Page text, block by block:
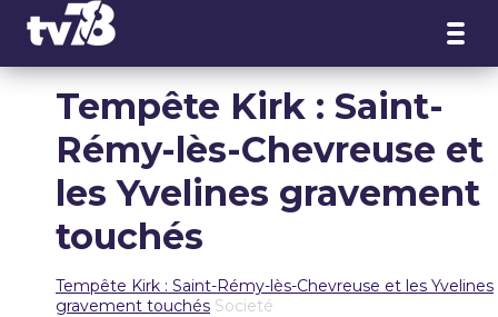
Tempête Kirk : Saint-
Rémy-lès-Chevreuse et
les Yvelines gravement
touchés
Tempête Kirk : Saint-Rémy-lès-Chevreuse et les Yvelines
gravement touchés Societé
Panneau de gestion des cookies